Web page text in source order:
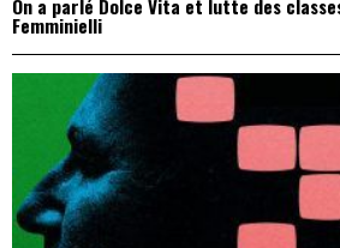
On a parlé Dolce Vita et lutte des
Femminielli